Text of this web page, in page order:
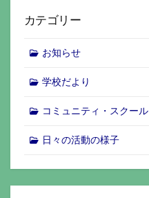
カテゴリー
お知らせ
学校だより
コミュニティ・スクール
日々の活動の様子